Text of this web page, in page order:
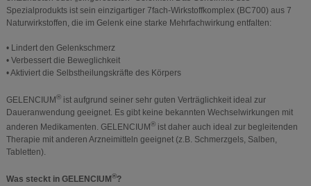
Spezialprodukts ist sein einzigartiger 7fach-Wirkstoffkomplex (BC700) aus 7
Naturwirkstoffen, die im Gelenk eine starke Mehrfachwirkung entfalten:
• Lindert den Gelenkschmerz
• Verbessert die Beweglichkeit
• Aktiviert die Selbstheilungskräfte des Körpers
GELENCIUM®ist aufgrund seiner sehr guten Verträglichkeit ideal zur
Daueranwendung geeignet. Es gibt keine bekannten Wechselwirkungen mit
anderen Medikamenten. GELENCIUM®ist daher auch ideal zur begleitenden
Therapie mit anderen Arzneimitteln geeignet (z.B. Schmerzgels, Salben,
Tabletten).
Was steckt in GELENCIUM®?